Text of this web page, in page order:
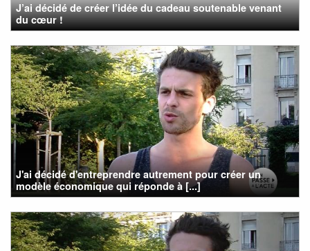
J’ai décidé de créer l’idée du cadeau soutenable venant
du cœur !
J'ai décidé d'entreprendre autrement pour créer un
modèle économique qui réponde à [...]